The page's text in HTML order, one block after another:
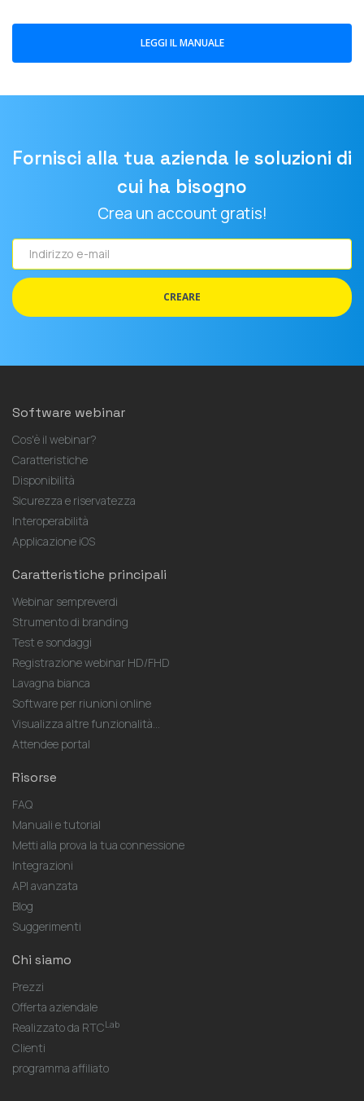
LEGGI IL MANUALE
Fornisci alla tua azienda le soluzioni di
cui ha bisogno
Crea un account gratis!
Indirizzo
e-
mail
CREARE
Software webinar
Cos'è il webinar?
Caratteristiche
Disponibilità
Sicurezza e riservatezza
Interoperabilità
Applicazione iOS
Caratteristiche principali
Webinar sempreverdi
Strumento di branding
Test e sondaggi
Registrazione webinar HD/FHD
Lavagna bianca
Software per riunioni online
Visualizza altre funzionalità...
Attendee portal
Risorse
FAQ
Manuali e tutorial
Metti alla prova la tua connessione
Integrazioni
API avanzata
Blog
Suggerimenti
Chi siamo
Prezzi
Offerta aziendale
Realizzato da RTCLab
Clienti
programma affiliato